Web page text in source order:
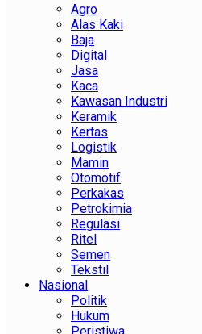
Agro
Alas Kaki
Baja
Digital
Jasa
Kaca
Kawasan Industri
Keramik
Kertas
Logistik
Mamin
Otomotif
Perkakas
Petrokimia
Regulasi
Ritel
Semen
Tekstil
Nasional
Politik
Hukum